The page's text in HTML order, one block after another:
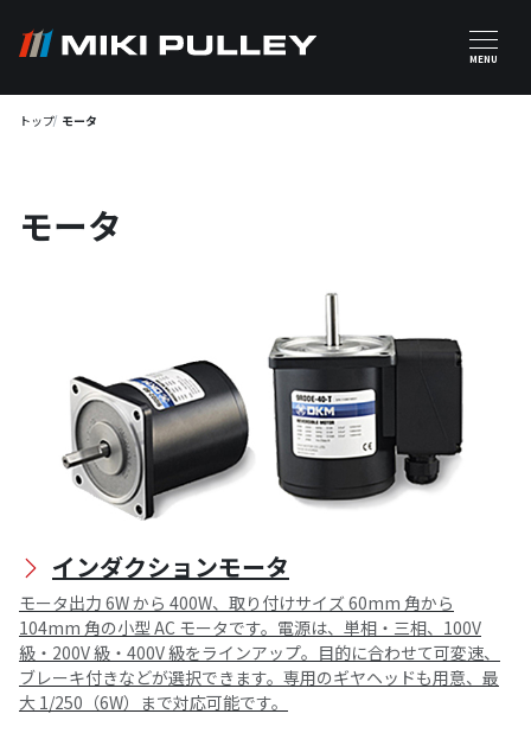
MENU
トップ モータ
モータ
インダクションモータ
モータ出力 6W から 400W、取り付けサイズ 60mm 角から
104mm 角の小型 AC モータです。電源は、単相・三相、100V
級・200V 級・400V 級をラインアップ。目的に合わせて可変速、
ブレーキ付きなどが選択できます。専用のギヤヘッドも用意、最
大 1/250（6W）まで対応可能です。